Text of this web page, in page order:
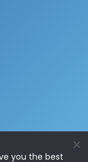
you the best